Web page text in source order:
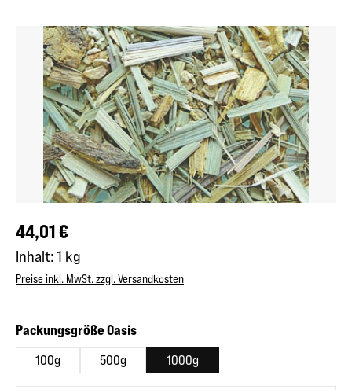
Bildergalerie überspringen
Regulärer Preis:
44,01 €
Inhalt: 1 kg
Preise inkl. MwSt. zzgl. Versandkosten
Packungsgröße Oasisauswählen
100g 500g 1000g